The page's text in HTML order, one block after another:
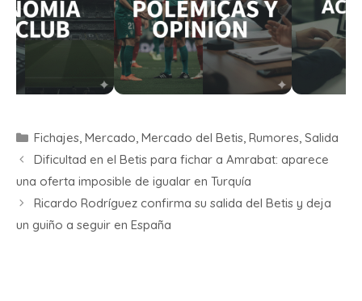
Fichajes Mercado Mercado del Betis Rumores Salida
Dificultad en el Betis para fichar a Amrabat: aparece
una oferta imposible de igualar en Turquía
Ricardo Rodríguez confirma su salida del Betis y deja
un guiño a seguir en España